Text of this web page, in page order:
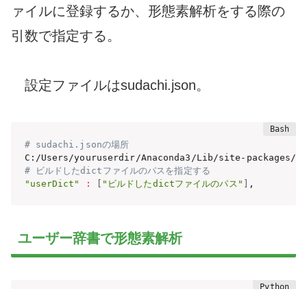
ァイルに登録するか、形態素解析をする際の
引数で指定する。
設定ファイルはsudachi.json。
# sudachi.jsonの場所
# ビルドしたdictファイルのパスを指定する
"userDict"
: [ "ビルドしたdictファイルのパス" ] ,
ユーザー辞書で形態素解析